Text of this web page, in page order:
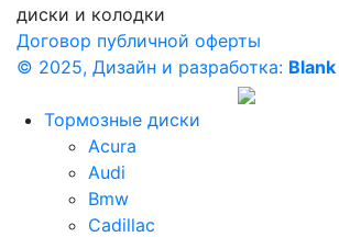
диски и колодки
Договор публичной оферты
© 2025, Дизайн и разработка: Blank
Тормозные диски
Acura
Audi
Bmw
Cadillac